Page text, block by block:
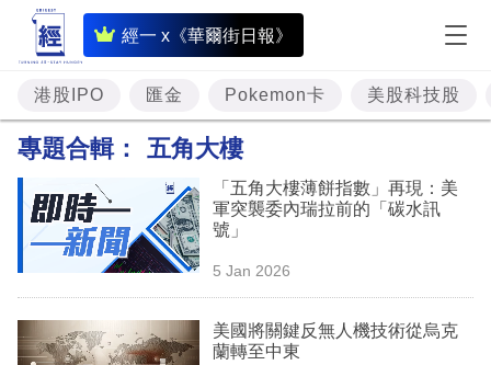
經一 x《華爾街日報》
即
時
財
經
投
資
樓
市
港股IPO 匯金 Pokemon卡 美股科技股
專題合輯： 五角大樓
「五角大樓薄餅指數」再現：美
軍突襲委內瑞拉前的「碳水訊
號」
5 Jan 2026
美國將關鍵反無人機技術從烏克
蘭轉至中東